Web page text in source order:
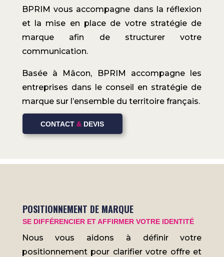
BPRIM vous accompagne dans la réflexion
et la mise en place de votre stratégie de
marque afin de structurer votre
communication.
Basée à Mâcon, BPRIM accompagne les
entreprises dans le conseil en stratégie de
marque sur l’ensemble du territoire français.
CONTACT& DEVIS
POSITIONNEMENT DE MARQUE
SE DIFFÉRENCIER ET AFFIRMER VOTRE IDENTITÉ
Nous vous aidons à définir votre
positionnement pour clarifier votre offre et